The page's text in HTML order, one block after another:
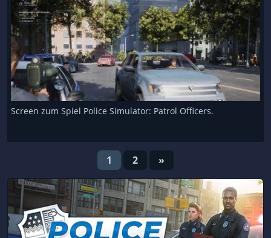
Screen zum Spiel Police Simulator: Patrol Officers.
1 2 »